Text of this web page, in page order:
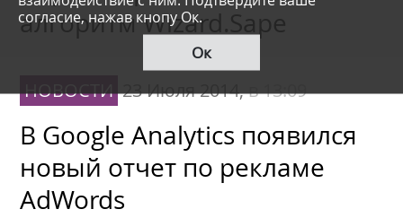
алгоритм Wizard.Sape
НОВОСТИ 23 Июля 2014,в 13:09
В Google Analytics появился
новый отчет по рекламе
AdWords
согласие, нажав кнопу Ок.
Ок